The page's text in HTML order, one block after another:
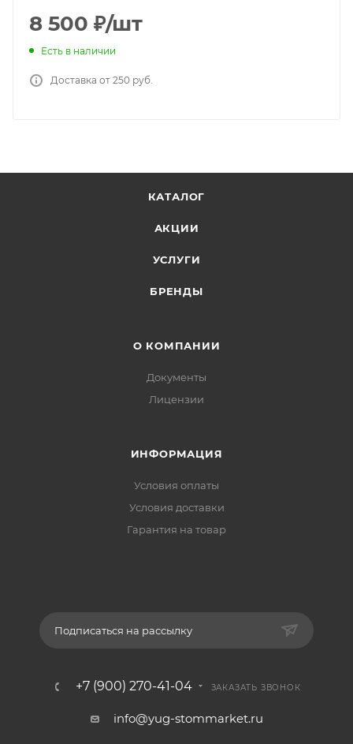
8 500 ₽/шт
Есть в наличии
Доставка от 250 руб.
КАТАЛОГ
АКЦИИ
УСЛУГИ
БРЕНДЫ
О КОМПАНИИ
Документы
Лицензии
ИНФОРМАЦИЯ
Условия оплаты
Условия доставки
Гарантия на товар
Подписаться на рассылку
+7 (900) 270-41-04 ЗАКАЗАТЬ ЗВОНОК
info@yug-stommarket.ru